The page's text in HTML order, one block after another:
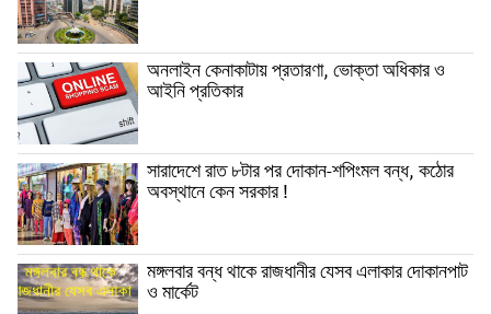
অনলাইন কেনাকাটায় প্রতারণা, ভোক্তা অধিকার ও
আইনি প্রতিকার
সারাদেশে রাত ৮টার পর দোকান-শপিংমল বন্ধ, কঠোর
অবস্থানে কেন সরকার !
মঙ্গলবার বন্ধ থাকে রাজধানীর যেসব এলাকার দোকানপাট
ও মার্কেট